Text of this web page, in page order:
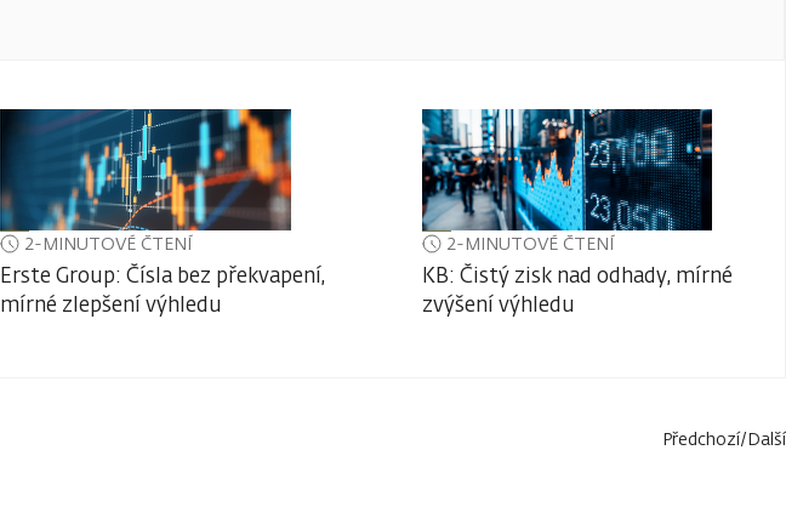
2-MINUTOVÉ ČTENÍ
Erste Group: Čísla bez překvapení,
mírné zlepšení výhledu
2-MINUTOVÉ ČTENÍ
KB: Čistý zisk nad odhady, mírné
zvýšení výhledu
Předchozí/Další